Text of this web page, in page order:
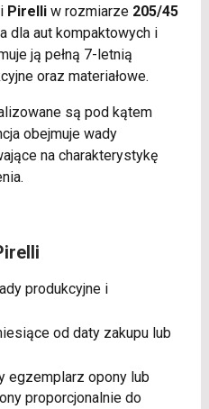
Pirelliw rozmiarze 205/45
dla aut kompaktowych i
ją pełną 7-letnią
oraz materiałowe.
są pod kątem
obejmuje wady
na charakterystykę
produkcyjne i
od daty zakupu lub
egzemplarz opony lub
proporcjonalnie do